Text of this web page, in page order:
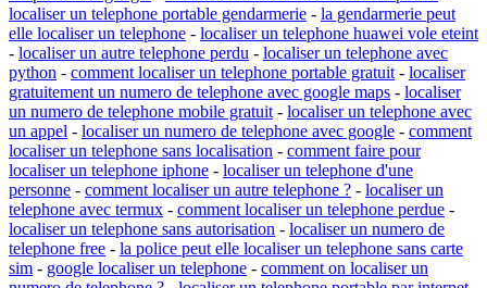
localiser un telephone portable gendarmerie - la gendarmerie peut
elle localiser un telephone - localiser un telephone huawei vole eteint
- localiser un autre telephone perdu - localiser un telephone avec
python - comment localiser un telephone portable gratuit - localiser
gratuitement un numero de telephone avec google maps - localiser
un numero de telephone mobile gratuit - localiser un telephone avec
un appel - localiser un numero de telephone avec google - comment
localiser un telephone sans localisation - comment faire pour
localiser un telephone iphone - localiser un telephone d'une
personne - comment localiser un autre telephone ? - localiser un
telephone avec termux - comment localiser un telephone perdue -
localiser un telephone sans autorisation - localiser un numero de
telephone free - la police peut elle localiser un telephone sans carte
sim - google localiser un telephone - comment on localiser un